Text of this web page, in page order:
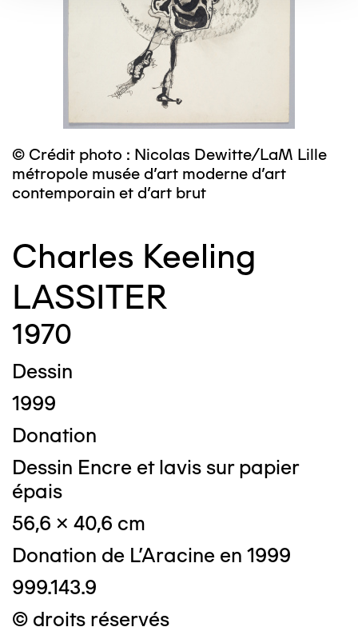
© Crédit photo : Nicolas Dewitte/LaM Lille
métropole musée d’art moderne d’art
contemporain et d’art brut
Charles Keeling
LASSITER
1970
Dessin
1999
Donation
Dessin Encre et lavis sur papier
épais
56,6 x 40,6 cm
Donation de L'Aracine en 1999
999.143.9
© droits réservés